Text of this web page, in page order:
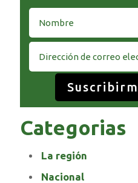
Categorias
La región
Nacional